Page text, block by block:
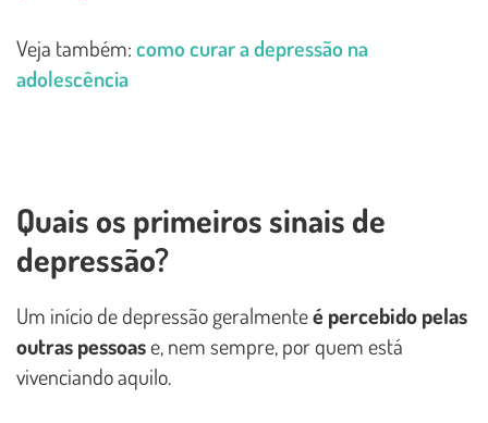
Veja também:como curar a depressão na
adolescência
Quais os primeiros sinais de
depressão?
Um início de depressão geralmenteé percebido pelas
outras pessoase, nem sempre, por quem está
vivenciando aquilo.